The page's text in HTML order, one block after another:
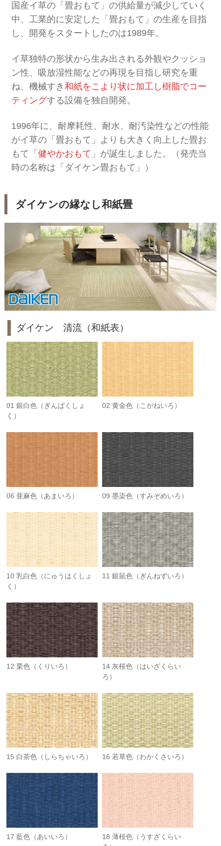
国産イ草の「畳おもて」の供給量が減少していく
中、工業的に安定した「畳おもて」の生産を目指
し、開発をスタートしたのは1989年。
イ草独特の形状から生み出される外観やクッショ
ン性、吸放湿性能などの再現を目指し研究を重
ね、機械すき 和紙をこより状に加工し樹脂でコー
ティングする設備を独自開発。
1996年に、耐摩耗性、耐水、耐汚染性などの性能
がイ草の「畳おもて」よりも大きく向上した畳お
もて「 健やかおもて 」が誕生しました。（発売当
時の名称は「ダイケン畳おもて」）
ダイケンの縁なし和紙畳
ダイケン 清流（和紙表）
01 銀白色（ぎんぱくしょ
く）
02 黄金色（こがねいろ）
06 亜麻色（あまいろ） 09 墨染色（すみぞめいろ）
10 乳白色（にゅうはくしょ
く）
11 銀鼠色（ぎんねずいろ）
12 栗色（くりいろ）
14 灰桜色（はいざくらい
ろ）
15 白茶色（しらちゃいろ） 16 若草色（わかくさいろ）
17 藍色（あいいろ）
18 薄桜色（うすざくらい